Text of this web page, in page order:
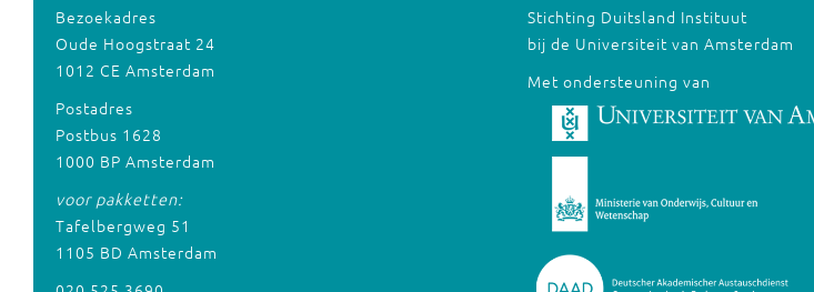
Bezoekadres
Oude Hoogstraat 24
1012 CE Amsterdam
Postadres
Postbus 1628
1000 BP Amsterdam
voor pakketten:
Tafelbergweg 51
1105 BD Amsterdam
Stichting Duitsland Instituut
bij de Universiteit van Amsterdam
Met ondersteuning van